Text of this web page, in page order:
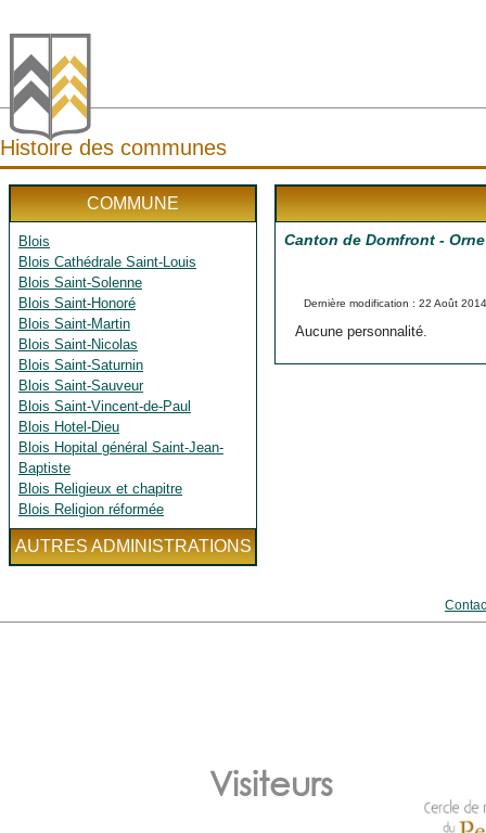
Histoire des communes
COMMUNE
Blois
Blois Cathédrale Saint-Louis
Blois Saint-Solenne
Blois Saint-Honoré
Blois Saint-Martin
Blois Saint-Nicolas
Blois Saint-Saturnin
Blois Saint-Sauveur
Blois Saint-Vincent-de-Paul
Blois Hotel-Dieu
Blois Hopital général Saint-Jean-
Baptiste
Blois Religieux et chapitre
Blois Religion réformée
AUTRES ADMINISTRATIONS
Canton de Domfront -
Dernière modification : 22 Août 2014
Aucune personnalité.
Visiteurs